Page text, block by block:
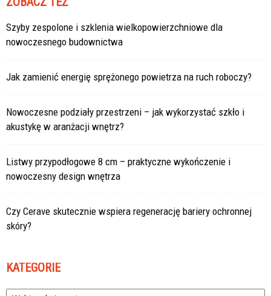
Szyby zespolone i szklenia wielkopowierzchniowe dla
nowoczesnego budownictwa
Jak zamienić energię sprężonego powietrza na ruch roboczy?
Nowoczesne podziały przestrzeni – jak wykorzystać szkło i
akustykę w aranżacji wnętrz?
Listwy przypodłogowe 8 cm – praktyczne wykończenie i
nowoczesny design wnętrza
Czy Cerave skutecznie wspiera regenerację bariery ochronnej
skóry?
KATEGORIE
Kategorie